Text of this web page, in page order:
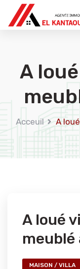
A
Acceuil A
A loué
meublé
MAISON / VILLA